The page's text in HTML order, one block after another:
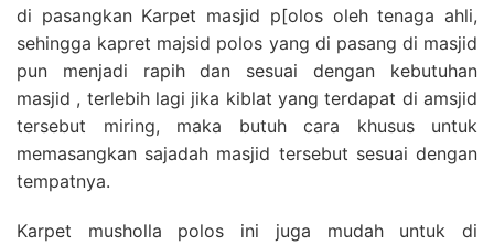
di pasangkan Karpet masjid p[olos oleh tenaga ahli,
sehingga kapret majsid polos yang di pasang di masjid
pun menjadi rapih dan sesuai dengan kebutuhan
masjid , terlebih lagi jika kiblat yang terdapat di amsjid
tersebut miring, maka butuh cara khusus untuk
memasangkan sajadah masjid tersebut sesuai dengan
tempatnya.
Karpet musholla polos ini juga mudah untuk di